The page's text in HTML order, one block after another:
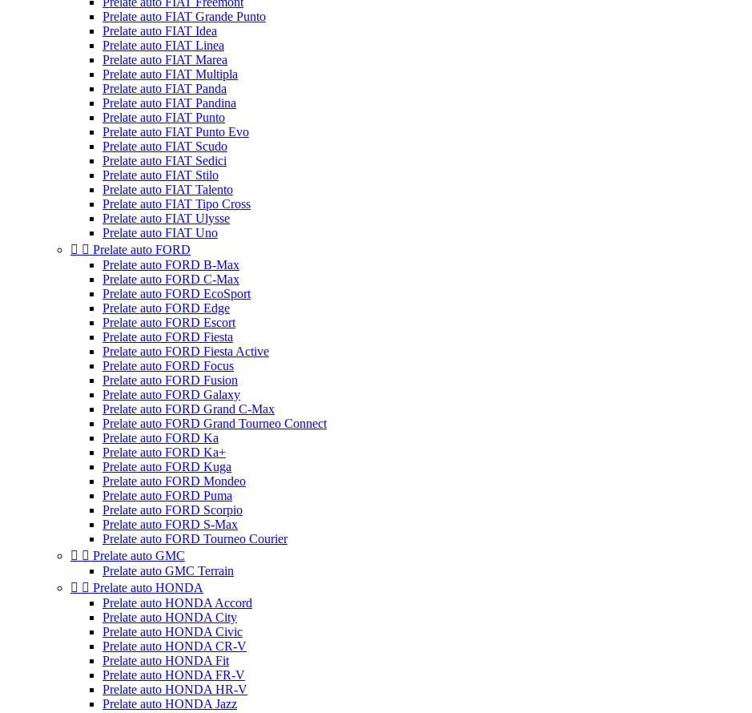
Prelate auto FIAT Grande Punto
Prelate auto FIAT Idea
Prelate auto FIAT Linea
Prelate auto FIAT Marea
Prelate auto FIAT Multipla
Prelate auto FIAT Panda
Prelate auto FIAT Pandina
Prelate auto FIAT Punto
Prelate auto FIAT Punto Evo
Prelate auto FIAT Scudo
Prelate auto FIAT Sedici
Prelate auto FIAT Stilo
Prelate auto FIAT Talento
Prelate auto FIAT Tipo Cross
Prelate auto FIAT Ulysse
Prelate auto FIAT Uno
  Prelate auto FORD
Prelate auto FORD B-Max
Prelate auto FORD C-Max
Prelate auto FORD EcoSport
Prelate auto FORD Edge
Prelate auto FORD Escort
Prelate auto FORD Fiesta
Prelate auto FORD Fiesta Active
Prelate auto FORD Focus
Prelate auto FORD Fusion
Prelate auto FORD Galaxy
Prelate auto FORD Grand C-Max
Prelate auto FORD Grand Tourneo Connect
Prelate auto FORD Ka
Prelate auto FORD Ka+
Prelate auto FORD Kuga
Prelate auto FORD Mondeo
Prelate auto FORD Puma
Prelate auto FORD Scorpio
Prelate auto FORD S-Max
Prelate auto FORD Tourneo Courier
  Prelate auto GMC
Prelate auto GMC Terrain
  Prelate auto HONDA
Prelate auto HONDA Accord
Prelate auto HONDA City
Prelate auto HONDA Civic
Prelate auto HONDA CR-V
Prelate auto HONDA Fit
Prelate auto HONDA FR-V
Prelate auto HONDA HR-V
Prelate auto HONDA Jazz